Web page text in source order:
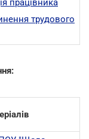
працівника
трудового